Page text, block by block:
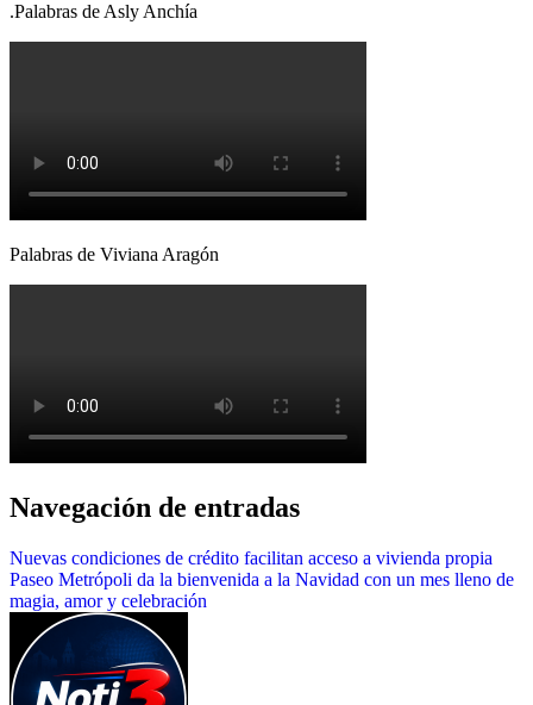
.Palabras de Asly Anchía
Palabras de Viviana Aragón
Navegación de entradas
Nuevas condiciones de crédito facilitan acceso a vivienda propia
Paseo Metrópoli da la bienvenida a la Navidad con un mes lleno de
magia, amor y celebración